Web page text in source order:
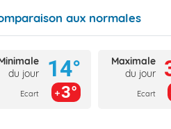
aux normales
du jour
Ecart
14°
3°
Maximale
du jour
Ecart